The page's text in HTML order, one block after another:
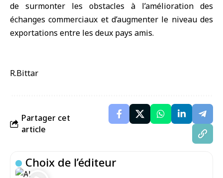
de surmonter les obstacles à l’amélioration des
échanges commerciaux et d’augmenter le niveau des
exportations entre les deux pays amis.
R.Bittar
Partager cet
article
Choix de l’éditeur